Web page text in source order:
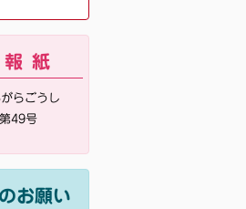
紙
らごうし
第49号
お願い